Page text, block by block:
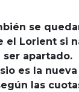
se
el Lorient si
ser apartado.
es la
las